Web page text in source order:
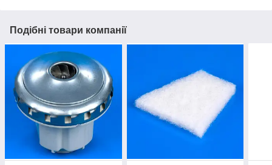
Подібні товари компанії